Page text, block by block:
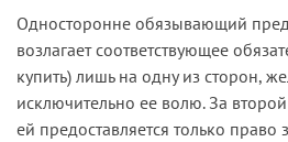
Односторонне обязывающий
возлагает соответствующее
купить) лишь на одну из сторон,
исключительно ее волю. За
ей предоставляется только право